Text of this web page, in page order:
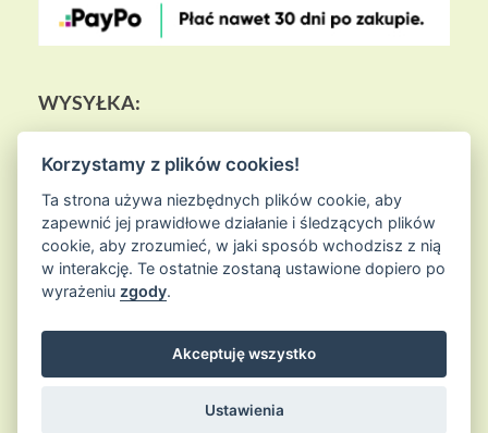
WYSYŁKA:
© 2026Sklep Ziołowa Wyspais proudly powered by
Entries (RSS) and Comments (RSS)
Korzystamy z plików cookies!
Ta strona używa niezbędnych plików cookie, aby
zapewnić jej prawidłowe działanie i śledzących plików
cookie, aby zrozumieć, w jaki sposób wchodzisz z nią
w interakcję. Te ostatnie zostaną ustawione dopiero po
wyrażeniu zgody.
Akceptuję wszystko
Ustawienia